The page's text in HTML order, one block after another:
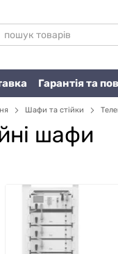
Гарантія та
Шафи та стійки
шафи